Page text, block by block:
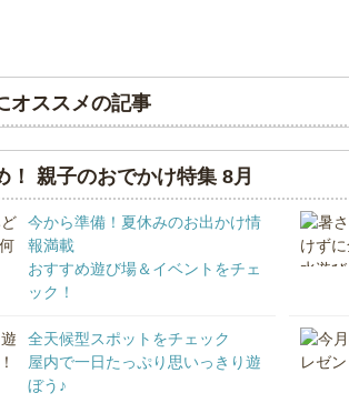
オススメの記事
！ 親子のおでかけ特集 8月
今から準備！夏休みのお出かけ情
報満載
おすすめ遊び場＆イベントをチェ
ック！
全天候型スポットをチェック
屋内で一日たっぷり思いっきり遊
ぼう♪